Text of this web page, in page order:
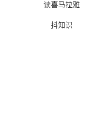
读喜马拉雅
抖知识